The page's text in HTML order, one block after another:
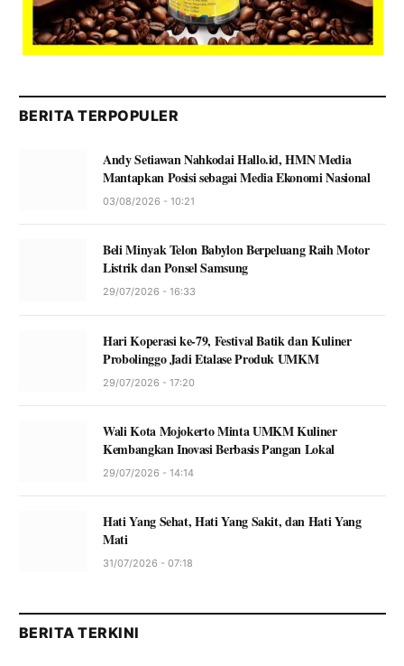
BERITA TERPOPULER
Andy Setiawan Nahkodai Hallo.id, HMN Media
Mantapkan Posisi sebagai Media Ekonomi Nasional
03/08/2026 - 10:21
Beli Minyak Telon Babylon Berpeluang Raih Motor
Listrik dan Ponsel Samsung
29/07/2026 - 16:33
Hari Koperasi ke-79, Festival Batik dan Kuliner
Probolinggo Jadi Etalase Produk UMKM
29/07/2026 - 17:20
Wali Kota Mojokerto Minta UMKM Kuliner
Kembangkan Inovasi Berbasis Pangan Lokal
29/07/2026 - 14:14
Hati Yang Sehat, Hati Yang Sakit, dan Hati Yang
Mati
31/07/2026 - 07:18
BERITA TERKINI